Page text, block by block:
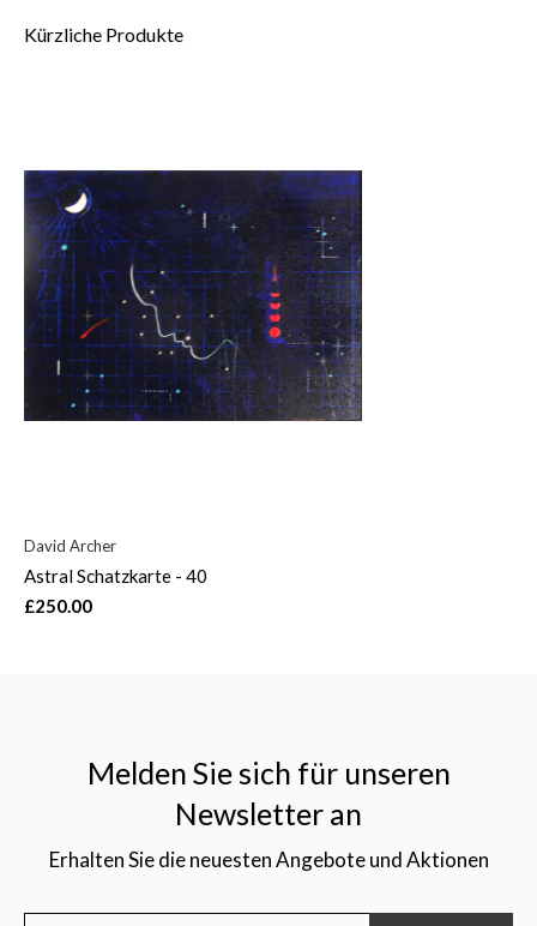
Kürzliche Produkte
David Archer
Astral Schatzkarte - 40
£250.00
Melden Sie sich für unseren
Newsletter an
Erhalten Sie die neuesten Angebote und Aktionen